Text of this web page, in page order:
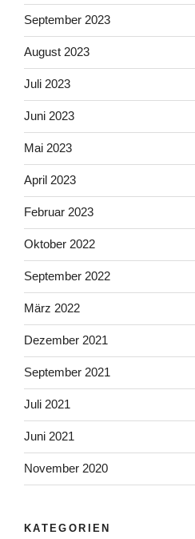
September 2023
August 2023
Juli 2023
Juni 2023
Mai 2023
April 2023
Februar 2023
Oktober 2022
September 2022
März 2022
Dezember 2021
September 2021
Juli 2021
Juni 2021
November 2020
KATEGORIEN